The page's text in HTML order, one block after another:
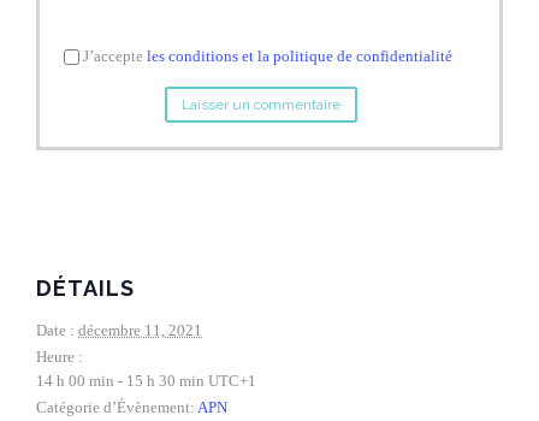
J’accepte les conditions et la politique de confidentialité
DÉTAILS
Date : décembre 11, 2021
Heure :
14 h 00 min - 15 h 30 min UTC+1
Catégorie d’Évènement: APN